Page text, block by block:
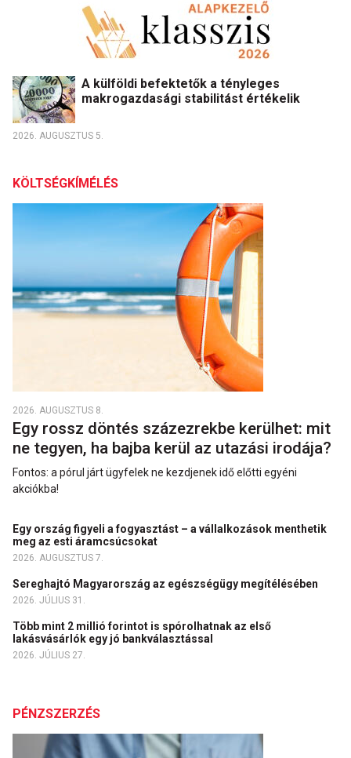
A külföldi befektetők a tényleges
makrogazdasági stabilitást értékelik
2026. AUGUSZTUS 5.
KÖLTSÉGKÍMÉLÉS
2026. AUGUSZTUS 8.
Egy rossz döntés százezrekbe kerülhet: mit
ne tegyen, ha bajba kerül az utazási irodája?
Fontos: a pórul járt ügyfelek ne kezdjenek idő előtti egyéni
akciókba!
Egy ország figyeli a fogyasztást – a vállalkozások menthetik
meg az esti áramcsúcsokat
2026. AUGUSZTUS 7.
Sereghajtó Magyarország az egészségügy megítélésében
2026. JÚLIUS 31.
Több mint 2 millió forintot is spórolhatnak az első
lakásvásárlók egy jó bankválasztással
2026. JÚLIUS 27.
PÉNZSZERZÉS